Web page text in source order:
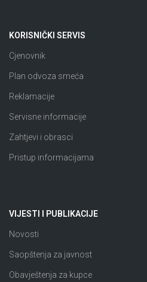
KORISNIČKI SERVIS
Cjenovnik
Plan odvoza smeća
Reklamacije
Servisne informacije
Zahtjevi i obrasci
Pristup informacijama
VIJESTI I PUBLIKACIJE
Novosti
Saopštenja za javnost
Obavještenja za kupce